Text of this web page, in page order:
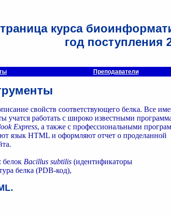
курса
год поступления
Преподаватели
свойств соответствующего белка. Все
учатся работать с широко известными
Express, а также с профессиональными
язык HTML и оформляют отчет о проделанной
: белок Bacillus subtilis (идентификаторы
белка (PDB-код),